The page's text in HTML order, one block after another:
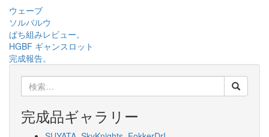
投
稿
ナ
ビ
ゲ
ー
ウェーブ
ソルバルウ
ぱち組みレビュー。
HGBF ギャンスロット
完成報告。
索:
完成品ギャラリー